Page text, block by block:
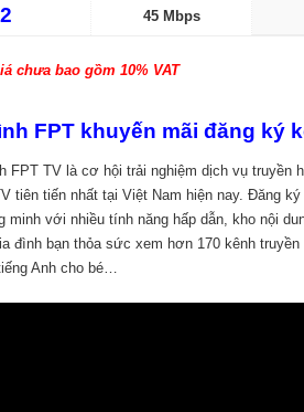
45 Mbps
chưa bao gồm 10% VAT
FPT khuyến mãi đăng ký
FPT TV là cơ hội trải nghiệm dịch vụ truyền
tiên tiến nhất tại Việt Nam hiện nay. Đăng
minh với nhiều tính năng hấp dẫn, kho nội
đình bạn thỏa sức xem hơn 170 kênh
Anh cho bé…